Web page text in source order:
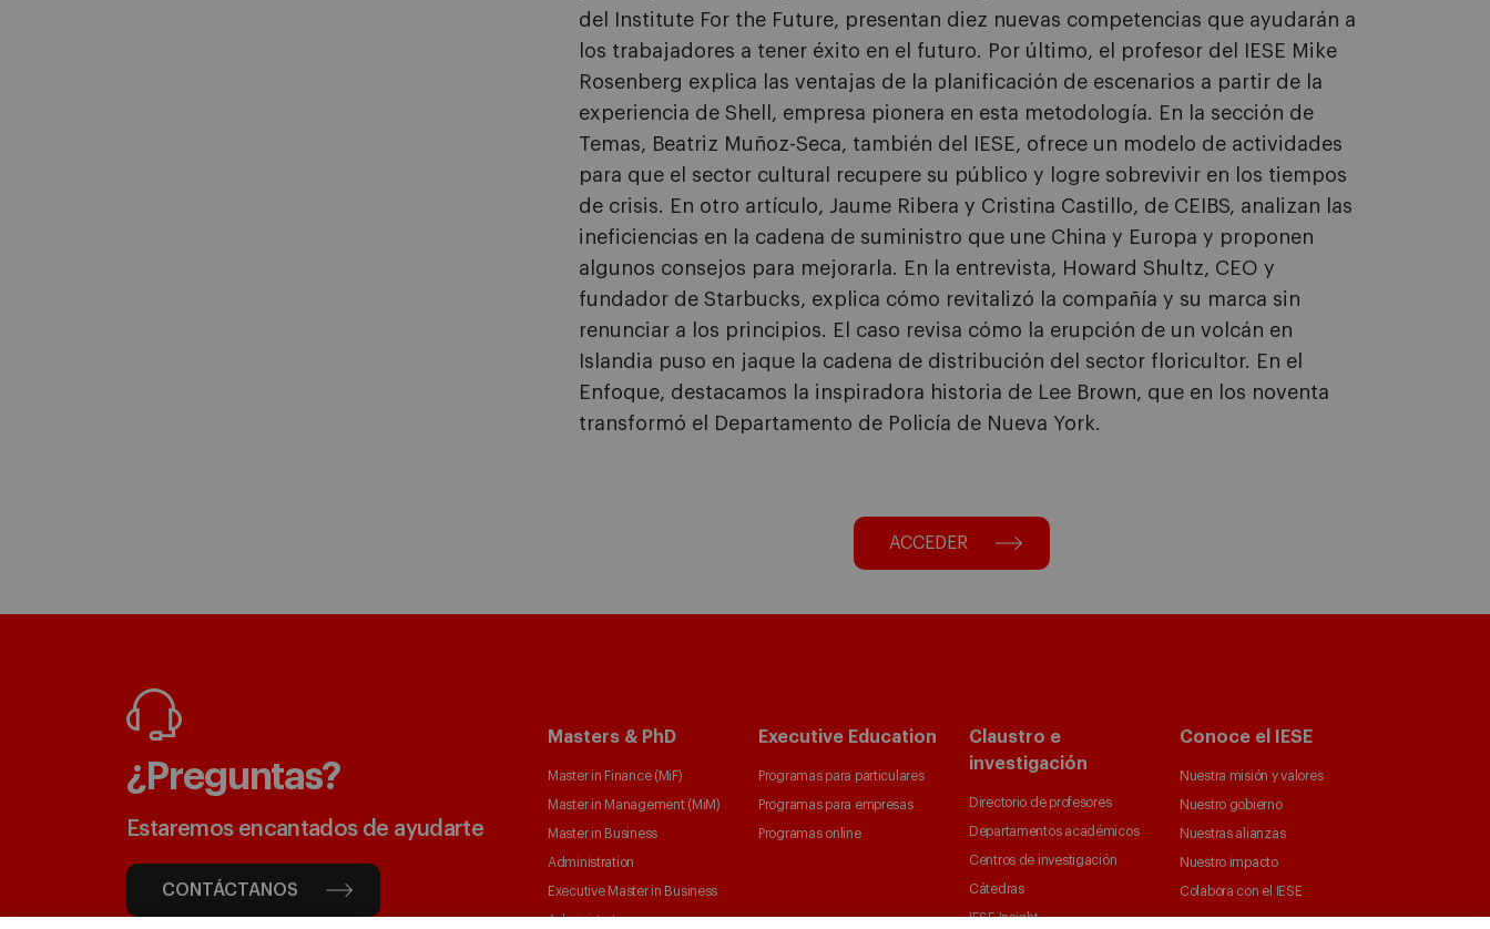
del Institute For the Future, presentan diez nuevas competencias que ayudarán a
los trabajadores a tener éxito en el futuro. Por último, el profesor del IESE Mike
Rosenberg explica las ventajas de la planificación de escenarios a partir de la
experiencia de Shell, empresa pionera en esta metodología. En la sección de
Temas, Beatriz Muñoz-Seca, también del IESE, ofrece un modelo de actividades
para que el sector cultural recupere su público y logre sobrevivir en los tiempos
de crisis. En otro artículo, Jaume Ribera y Cristina Castillo, de CEIBS, analizan las
ineficiencias en la cadena de suministro que une China y Europa y proponen
algunos consejos para mejorarla. En la entrevista, Howard Shultz, CEO y
fundador de Starbucks, explica cómo revitalizó la compañía y su marca sin
renunciar a los principios. El caso revisa cómo la erupción de un volcán en
Islandia puso en jaque la cadena de distribución del sector floricultor. En el
Enfoque, destacamos la inspiradora historia de Lee Brown, que en los noventa
transformó el Departamento de Policía de Nueva York.
ACCEDER
¿Preguntas?
Estaremos encantados de ayudarte
CONTÁCTANOS
Masters & PhD
Master in Finance (MiF)
Master in Management (MiM)
Master in Business
Administration
Executive Master in Business
Administration
Executive Education
Programas para particulares
Programas para empresas
Programas online
Claustro e
investigación
Directorio de profesores
Departamentos académicos
Centros de investigación
Cátedras
IESE Insight
Conoce el IESE
Nuestra misión y valores
Nuestro gobierno
Nuestras alianzas
Nuestro impacto
Colabora con el IESE